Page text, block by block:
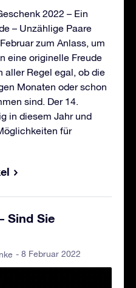
2022 – Ein
– Unzählige Paare
zum Anlass, um
eine originelle Freude
aller Regel egal, ob die
Monaten oder schon
sind. Der 14.
in diesem Jahr und
für
Sind Sie
- 8 Februar 2022